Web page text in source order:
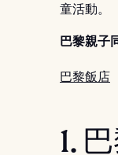
童活動。
巴黎親子
巴黎飯店
1.